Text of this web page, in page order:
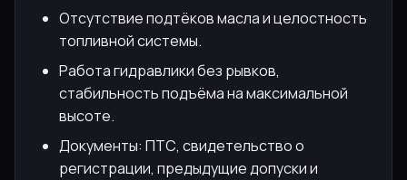
Отсутствие подтёков масла и целостность
топливной системы.
Работа гидравлики без рывков,
стабильность подъёма на максимальной
высоте.
Документы: ПТС, свидетельство о
регистрации, предыдущие допуски и